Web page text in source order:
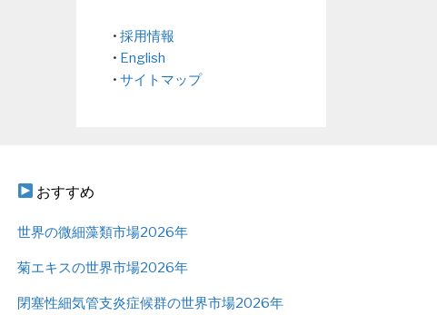
• 採用情報
• English
• サイトマップ
おすすめ
世界の微細藻類市場2026年
菊エキスの世界市場2026年
閉塞性細気管支炎症候群の世界市場2026年